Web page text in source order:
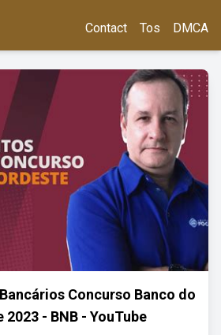
Contact Tos DMCA
Concurso Banco do
2023 - BNB - YouTube